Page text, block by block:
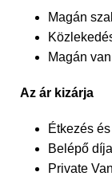
Magán
Magán
Az ár kizárja
Étkezés és
Belépő
Private